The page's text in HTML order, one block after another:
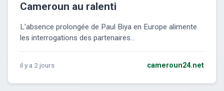
Cameroun au ralenti
L'absence prolongée de Paul Biya en Europe alimente
les interrogations des partenaires...
il y a 2 jours cameroun24.net